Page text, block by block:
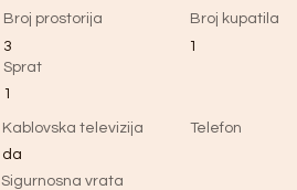
Broj prostorija
3
Sprat
Broj kupatila
1
1
Kablovska televizija
da
Telefon
Sigurnosna vrata